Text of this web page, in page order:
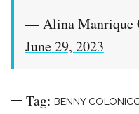
— Alina Manrique
June 29, 2023
Tag: BENNY